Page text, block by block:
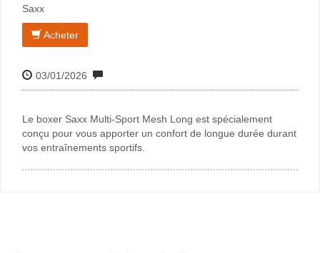
Saxx
Acheter
03/01/2026
Le boxer Saxx Multi-Sport Mesh Long est spécialement
conçu pour vous apporter un confort de longue durée durant
vos entraînements sportifs.